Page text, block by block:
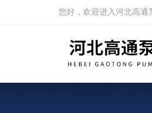
您好，欢迎进入河北高通